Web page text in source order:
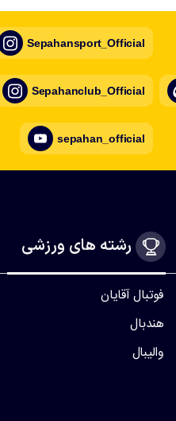
Sepahansport_Official
Sepahanclub_Official
sepahan_official
رشته های ورزشی
فوتبال آقایان
هندبال
والیبال